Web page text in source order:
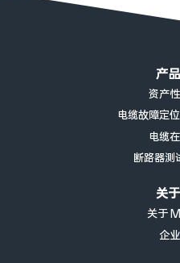
产
资产
电缆故障定
电缆
断路器测
关
关于
企